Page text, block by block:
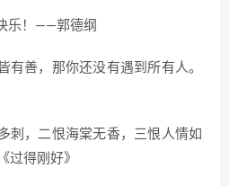
乐！——郭德纲
有善，那你还没有遇到所有人。
刺，二恨海棠无香，三恨人情如
得刚好》